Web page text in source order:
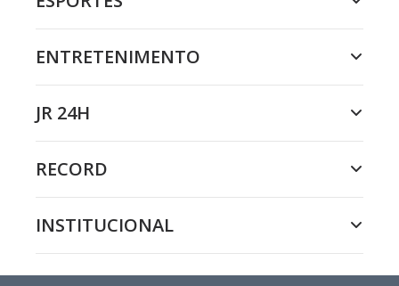
ENTRETENIMENTO
JR 24H
RECORD
INSTITUCIONAL